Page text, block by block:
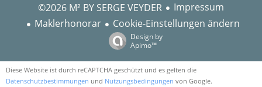
©2026 M² BY SERGE VEYDER
Impressum
Maklerhonorar
Cookie-Einstellungen ändern
Design by
Apimo™
Diese Website ist durch reCAPTCHA geschützt und es gelten die
Datenschutzbestimmungen und Nutzungsbedingungen von Google.